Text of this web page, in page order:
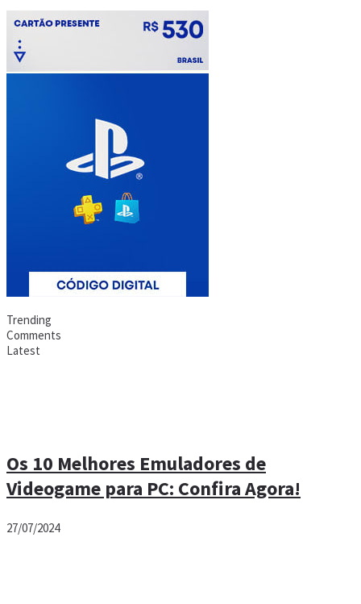
Trending
Comments
Latest
Os 10 Melhores Emuladores de
Videogame para PC: Confira Agora!
27/07/2024